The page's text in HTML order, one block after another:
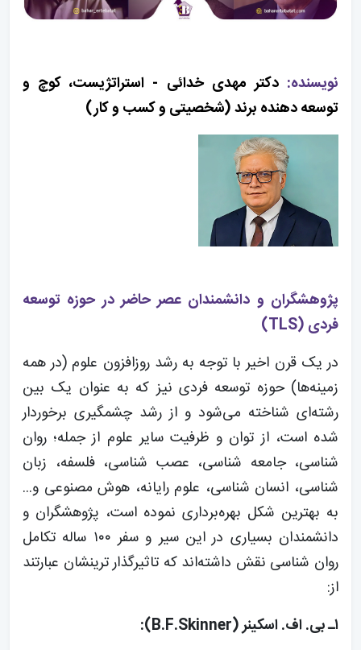
نویسنده:دکتر مهدی خدائی - استراتژیست، کوچ و
توسعه دهنده برند (شخصیتی و کسب و کار)
پژوهشگران و دانشمندان عصر حاضر در حوزه توسعه
فردی (TLS)
در یک قرن اخیر با توجه به رشد روزافزون علوم (در همه
زمینه‌ها) حوزه توسعه فردی نیز که به عنوان یک بین
رشته‌ای شناخته می‌شود و از رشد چشمگیری برخوردار
شده است، از توان و ظرفیت سایر علوم از جمله؛ روان
شناسی، جامعه شناسی، عصب شناسی، فلسفه، زبان
شناسی، انسان شناسی، علوم رایانه، هوش مصنوعی و...
به بهترین شکل بهره‌برداری نموده است، پژوهشگران و
دانشمندان بسیاری در این سیر و سفر ۱۰۰ ساله تکامل
روان شناسی نقش داشته‌اند که تاثیرگذار ترینشان عبارتند
از:
۱ـ بی. اف. اسکینر (B.F.Skinner):